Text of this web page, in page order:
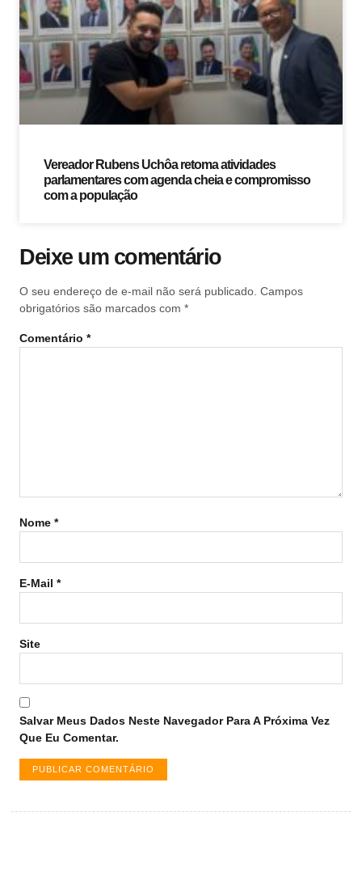
Vereador Rubens Uchôa retoma atividades
parlamentares com agenda cheia e compromisso
com a população
Deixe um comentário
O seu endereço de e-mail não será publicado. Campos
obrigatórios são marcados com *
Comentário *
Nome *
E-Mail *
Site
Salvar Meus Dados Neste Navegador Para A Próxima Vez
Que Eu Comentar.